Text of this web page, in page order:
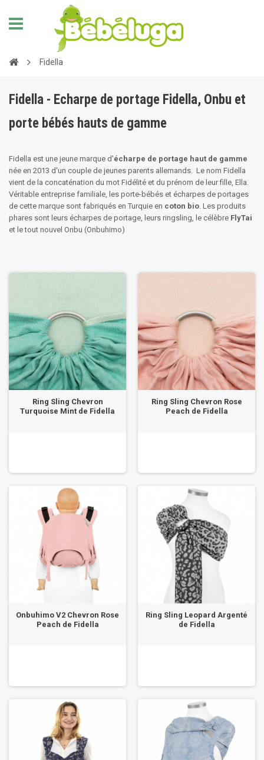
Fidella
Fidella - Echarpe de portage Fidella, Onbu et
porte bébés hauts de gamme
Fidella est une jeune marque d'écharpe de portage haut de gamme
née en 2013 d'un couple de jeunes parents allemands. Le nom Fidella
vient de la concaténation du mot Fidélité et du prénom de leur fille, Ella.
Véritable entreprise familiale, les porte-bébés et écharpes de portages
de cette marque sont fabriqués en Turquie en coton bio. Les produits
phares sont leurs écharpes de portage, leurs ringsling, le célèbre FlyTai
et le tout nouvel Onbu (Onbuhimo)
Ring Sling Chevron
Turquoise Mint de Fidella
Ring Sling Chevron Rose
Peach de Fidella
Onbuhimo V2 Chevron Rose
Peach de Fidella
Ring Sling Leopard Argenté
de Fidella